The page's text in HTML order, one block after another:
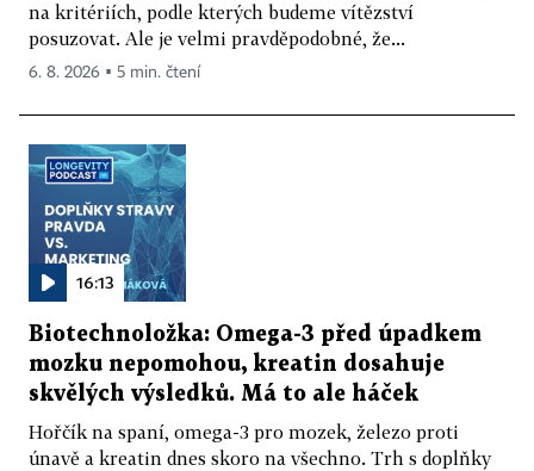
na kritériích, podle kterých budeme vítězství
posuzovat. Ale je velmi pravděpodobné, že...
6. 8. 2026 ▪ 5 min. čtení
16:13
Biotechnoložka: Omega-3 před úpadkem
mozku nepomohou, kreatin dosahuje
skvělých výsledků. Má to ale háček
Hořčík na spaní, omega-3 pro mozek, železo proti
únavě a kreatin dnes skoro na všechno. Trh s doplňky